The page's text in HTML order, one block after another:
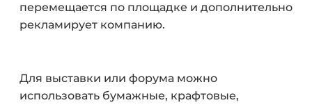
перемещается по площадке и дополнительно
рекламирует компанию.
Для выставки или форума можно
использовать бумажные, крафтовые,